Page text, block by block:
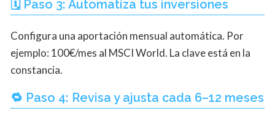
🗓 Paso 3: Automatiza tus inversiones
Configura una aportación mensual automática. Por
ejemplo: 100€/mes al MSCI World. La clave está en la
constancia.
🔁 Paso 4: Revisa y ajusta cada 6–12 meses